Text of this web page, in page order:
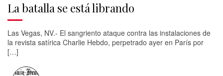
La batalla se está librando
Las Vegas, NV.- El sangriento ataque contra las instalaciones de
la revista satírica Charlie Hebdo, perpetrado ayer en París por
[…]